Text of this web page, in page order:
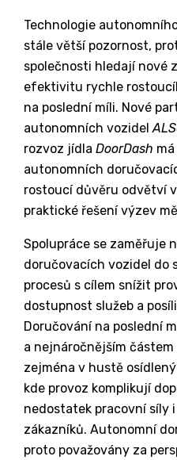
Technologie
stále větší pozornost,
společnosti hledají nové
efektivitu rychle
na poslední míli. Nové
autonomních vozidel
rozvoz jídla DoorDash
autonomních
rostoucí důvěru odvětví
praktické řešení výzev
Spolupráce se zaměřuje
doručovacích vozidel do
procesů s cílem snížit
dostupnost služeb a
Doručování na poslední
a nejnáročnějším
zejména v hustě
kde provoz komplikují
nedostatek pracovní síly
zákazníků. Autonomní
proto považovány za